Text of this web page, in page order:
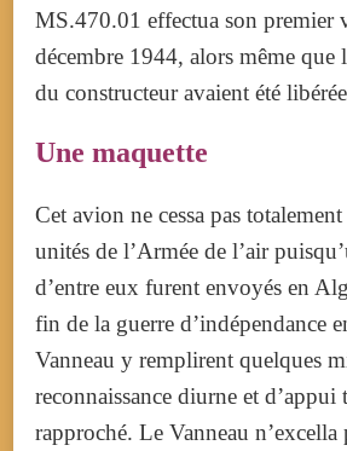
MS.470.01 effectua son premier
décembre 1944, alors même que
du constructeur avaient été
Une maquette
Cet avion ne cessa pas
unités de l’Armée de l’air
d’entre eux furent envoyés en
fin de la guerre d’indépendance
Vanneau y remplirent quelques
reconnaissance diurne et d’appui
rapproché. Le Vanneau n’excella